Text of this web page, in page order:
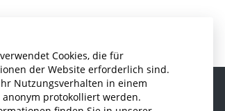
Cookies, die für
der Website erforderlich sind.
Nutzungsverhalten in einem
protokolliert werden.